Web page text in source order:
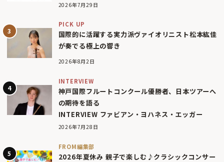
2026年7月29日
PICK UP
国際的に活躍する実力派ヴァイオリニスト松本紘佳
が奏でる極上の響き
2026年8月2日
INTERVIEW
神戸国際フルートコンクール優勝者、日本ツアーへ
の期待を語る
INTERVIEW ファビアン・ヨハネス・エッガー
2026年7月28日
FROM編集部
2026年夏休み 親子で楽しむ♪クラシックコンサー